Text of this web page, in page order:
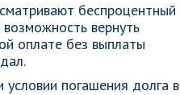
беспроцентный
вернуть
оплате без выплаты
погашения долга в